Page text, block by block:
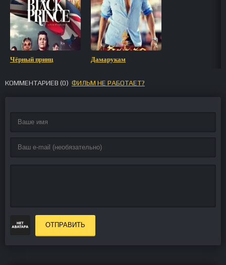
Чёрный принц Дамарукам
КОММЕНТАРИЕВ (0) ФИЛЬМ НЕ РАБОТАЕТ?
ОТПРАВИТЬ